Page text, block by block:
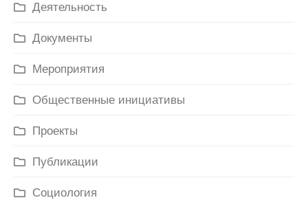
Деятельность
Документы
Мероприятия
Общественные инициативы
Проекты
Публикации
Социология